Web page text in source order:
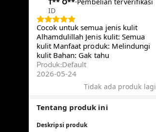
T** O**️·Pembelian terverifikasi
ID
Cocok untuk semua jenis kulit
Alhamdulillah Jenis kulit: Semua
kulit Manfaat produk: Melindungi
kulit Bahan: Gak tahu
Produk:Default
2026-05-24
Tidak ada produk lagi
Tentang produk ini
Deskripsi produk